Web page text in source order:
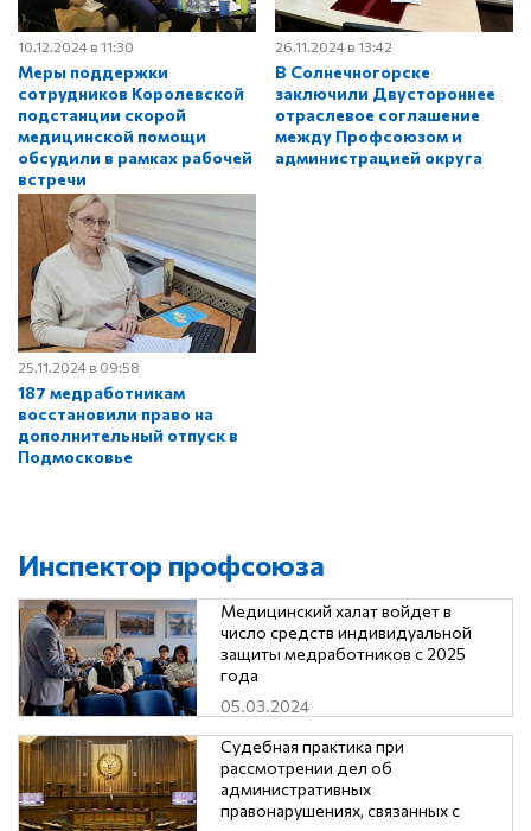
10.12.2024 в 11:30
Меры поддержки
сотрудников Королевской
подстанции скорой
медицинской помощи
обсудили в рамках рабочей
встречи
26.11.2024 в 13:42
В Солнечногорске
заключили Двустороннее
отраслевое соглашение
между Профсоюзом и
администрацией округа
25.11.2024 в 09:58
187 медработникам
восстановили право на
дополнительный отпуск в
Подмосковье
Инспектор профсоюза
Медицинский халат войдет в
число средств индивидуальной
защиты медработников с 2025
года
05.03.2024
Судебная практика при
рассмотрении дел об
административных
правонарушениях, связанных с